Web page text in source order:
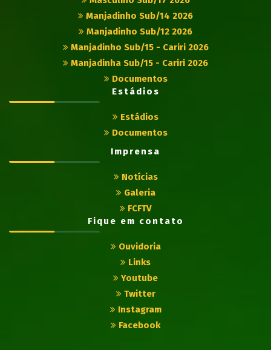
Manjadinho Sub/14 2026
Manjadinho Sub/12 2026
Manjadinho Sub/15 - Cariri 2026
Manjadinha Sub/15 - Cariri 2026
Documentos
Estádios
Estádios
Documentos
Imprensa
Notícias
Galeria
FCFTV
Fique em contato
Ouvidoria
Links
Youtube
Twitter
Instagram
Facebook